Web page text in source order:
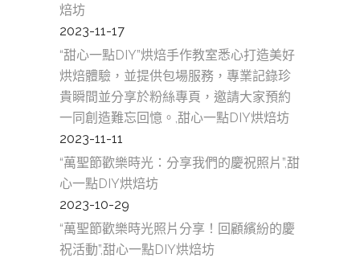
焙坊
2023-11-17
“甜心一點DIY”烘焙手作教室悉心打造美好
烘焙體驗，並提供包場服務，專業記錄珍
貴瞬間並分享於粉絲專頁，邀請大家預約
一同創造難忘回憶。,甜心一點DIY烘焙坊
2023-11-11
“萬聖節歡樂時光：分享我們的慶祝照片”,甜
心一點DIY烘焙坊
2023-10-29
“萬聖節歡樂時光照片分享！回顧繽紛的慶
祝活動”,甜心一點DIY烘焙坊